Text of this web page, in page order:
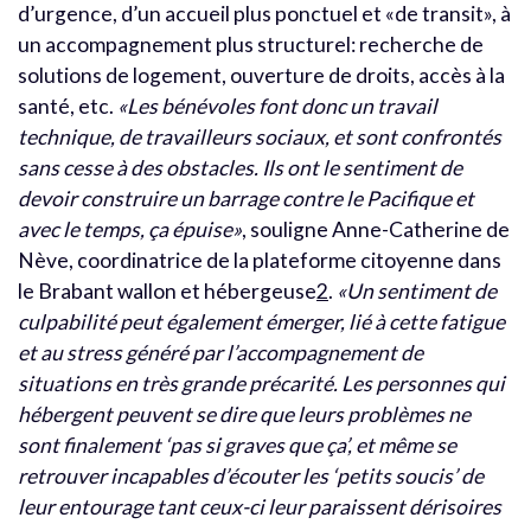
d’urgence, d’un accueil plus ponctuel et «de transit», à
un accompagnement plus structurel: recherche de
solutions de logement, ouverture de droits, accès à la
santé, etc. «Les bénévoles font donc un travail
technique, de travailleurs sociaux, et sont confrontés
sans cesse à des obstacles. Ils ont le sentiment de
devoir construire un barrage contre le Pacifique et
avec le temps, ça épuise», souligne Anne-Catherine de
Nève, coordinatrice de la plateforme citoyenne dans
le Brabant wallon et hébergeuse2. «Un sentiment de
culpabilité peut également émerger, lié à cette fatigue
et au stress généré par l’accompagnement de
situations en très grande précarité. Les personnes qui
hébergent peuvent se dire que leurs problèmes ne
sont finalement ‘pas si graves que ça’, et même se
retrouver incapables d’écouter les ‘petits soucis’ de
leur entourage tant ceux-ci leur paraissent dérisoires